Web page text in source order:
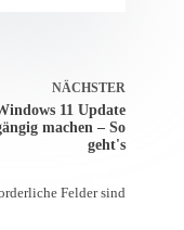
NÄCHSTER
11 Update
machen – So
geht's
Felder sind